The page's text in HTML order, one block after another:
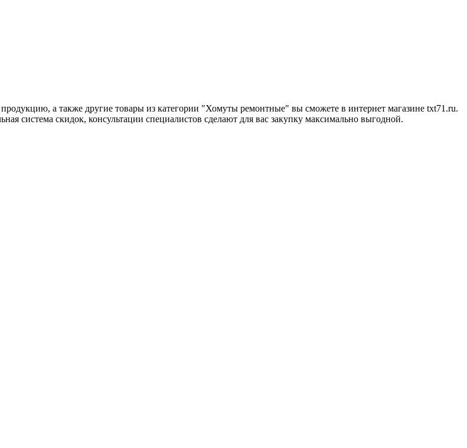
а также другие товары из категории "Хомуты ремонтные" вы сможете в интернет магазине txt71.ru.
система скидок, консультации специалистов сделают для вас закупку максимально выгодной.